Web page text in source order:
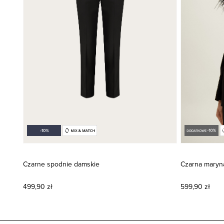
Czarne spodnie damskie
499,90 zł
Czarna
599,90 zł